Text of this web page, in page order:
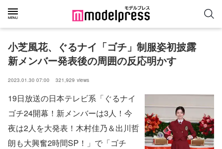
小芝風花、ぐるナイ「ゴチ」制服姿初披露
新メンバー発表後の周囲の反応明かす
2023.01.30 07:00 321,929 views
19日放送の日本テレビ系「ぐるナイ
ゴチ24開幕！新メンバーは3人！今
夜は2人を大発表！木村佳乃＆出川哲
朗も大興奮2時間SP！」で「ゴチ